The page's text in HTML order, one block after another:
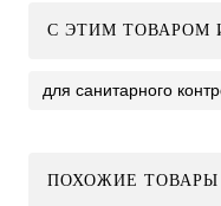
C ЭТИМ ТОВАРОМ
для санитарного
ПОХОЖИЕ ТОВАРЫ